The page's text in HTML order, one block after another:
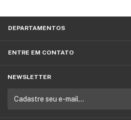
DEPARTAMENTOS
ENTRE EM CONTATO
NEWSLETTER